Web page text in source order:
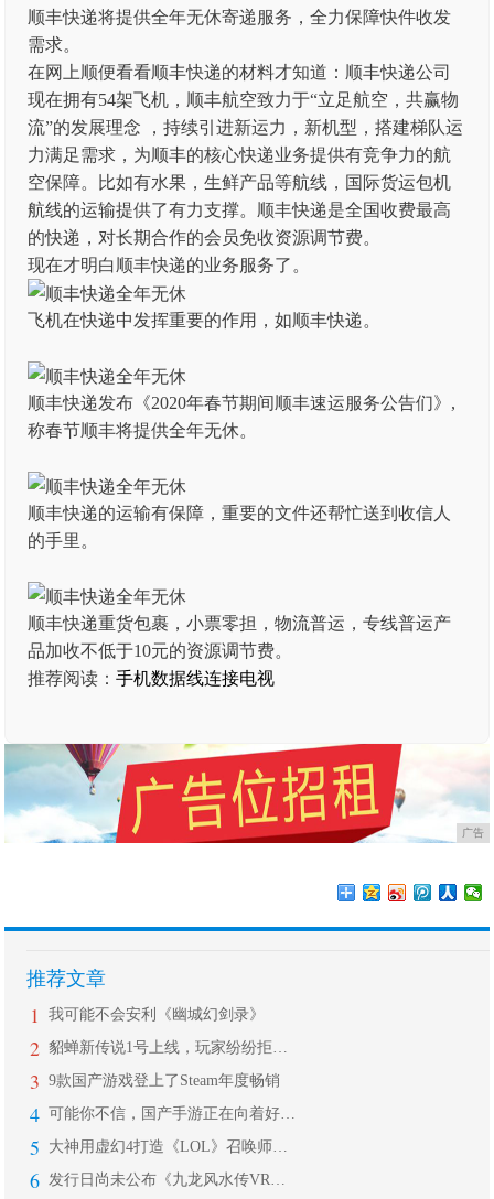
顺丰快递将提供全年无休寄递服务，全力保障快件收发
需求。
在网上顺便看看顺丰快递的材料才知道：顺丰快递公司
现在拥有54架飞机，顺丰航空致力于“立足航空，共赢物
流”的发展理念 ，持续引进新运力，新机型，搭建梯队运
力满足需求，为顺丰的核心快递业务提供有竞争力的航
空保障。比如有水果，生鲜产品等航线，国际货运包机
航线的运输提供了有力支撑。顺丰快递是全国收费最高
的快递，对长期合作的会员免收资源调节费。
现在才明白顺丰快递的业务服务了。
飞机在快递中发挥重要的作用，如顺丰快递。
顺丰快递发布《2020年春节期间顺丰速运服务公告们》,
称春节顺丰将提供全年无休。
顺丰快递的运输有保障，重要的文件还帮忙送到收信人
的手里。
顺丰快递重货包裹，小票零担，物流普运，专线普运产
品加收不低于10元的资源调节费。
推荐阅读：手机数据线连接电视
广告
推荐文章
1 我可能不会安利《幽城幻剑录》
2 貂蝉新传说1号上线，玩家纷纷拒绝入手
3 9款国产游戏登上了Steam年度畅销
4 可能你不信，国产手游正在向着好的方向
5 大神用虚幻4打造《LOL》召唤师峡谷
6 发行日尚未公布《九龙风水传VR：朱雀